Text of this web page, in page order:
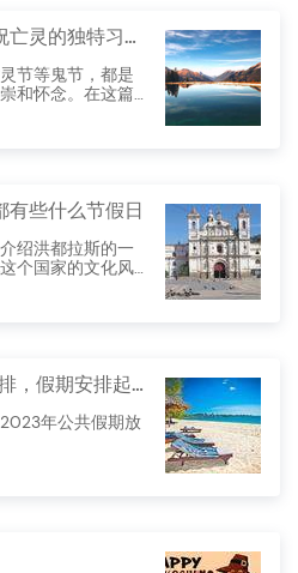
世界各地的清明节：庆祝亡灵的独特习俗与故事
节等鬼节，都是
和怀念。在这篇
。
有些什么节假日
绍洪都拉斯的一
个国家的文化风
2023年公共假期放假安排，假期安排起来
年公共假期放